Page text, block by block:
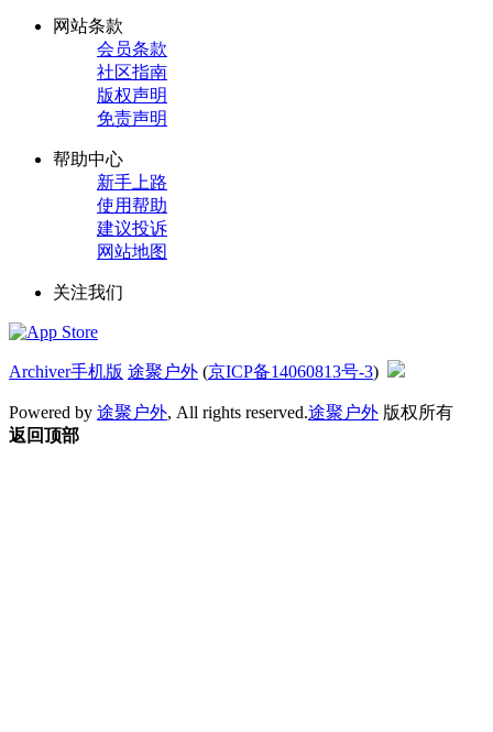
网站条款
会员条款
社区指南
版权声明
免责声明
帮助中心
新手上路
使用帮助
建议投诉
网站地图
关注我们
Archiver手机版 途聚户外 (京ICP备14060813号-3)
Powered by 途聚户外, All rights reserved.途聚户外 版权所有
返回顶部